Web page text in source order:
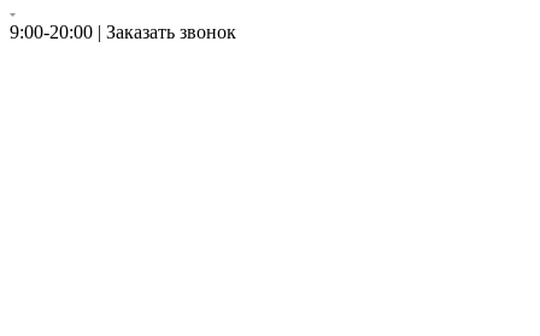
9:00-20:00 | Заказать звонок